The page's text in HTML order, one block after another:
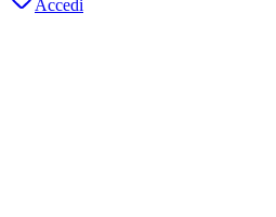
Accedi